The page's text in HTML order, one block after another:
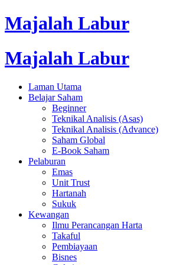
Majalah Labur
Majalah Labur
Laman Utama
Belajar Saham
Beginner
Teknikal Analisis (Asas)
Teknikal Analisis (Advance)
Saham Global
E-Book Saham
Pelaburan
Emas
Unit Trust
Hartanah
Sukuk
Kewangan
Ilmu Perancangan Harta
Takaful
Pembiayaan
Bisnes